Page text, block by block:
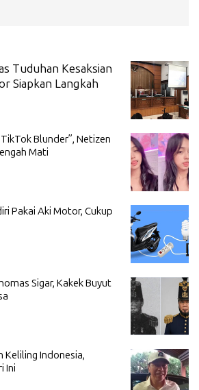
Tuduhan Kesaksian
Siapkan Langkah
Blunder”, Netizen
Mati
Pakai Aki Motor, Cukup
Sigar, Kakek Buyut
Keliling Indonesia,
Ini